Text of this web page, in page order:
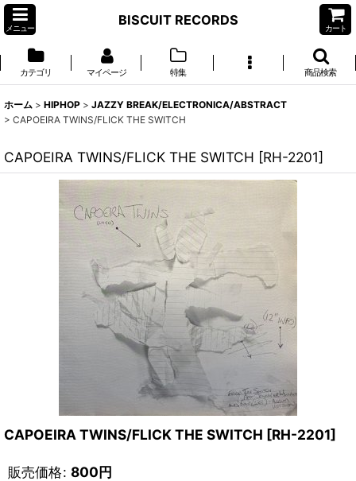
メニュー
BISCUIT RECORDS
カート
カテゴリ マイページ 特集 商品検索
ホーム > HIPHOP > JAZZY BREAK/ELECTRONICA/ABSTRACT
> CAPOEIRA TWINS/FLICK THE SWITCH
CAPOEIRA TWINS/FLICK THE SWITCH [RH-2201]
CAPOEIRA TWINS/FLICK THE SWITCH [RH-2201]
販売価格: 800円